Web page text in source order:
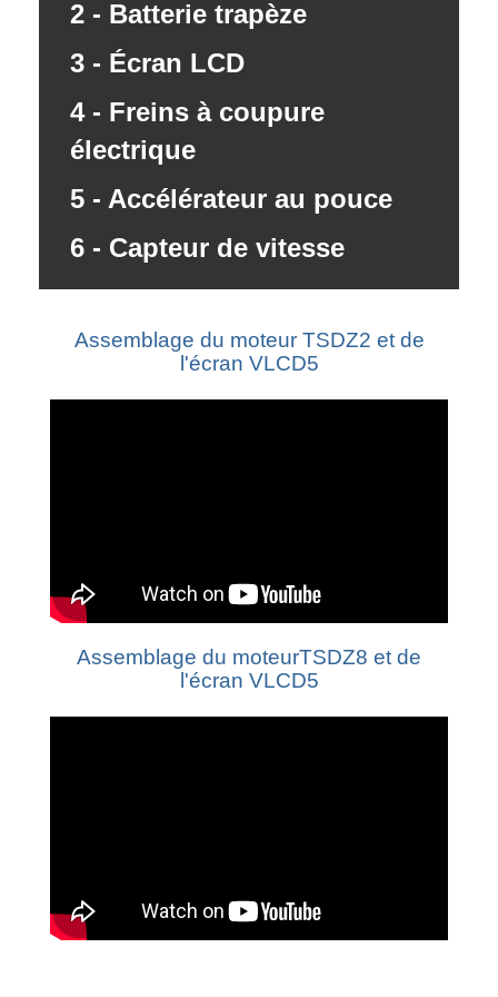
2 - Batterie trapèze
3 - Écran LCD
4 - Freins à coupure
électrique
5 - Accélérateur au pouce
6 - Capteur de vitesse
Assemblage du moteur TSDZ2 et de
l'écran VLCD5
Assemblage du moteurTSDZ8 et de
l'écran VLCD5